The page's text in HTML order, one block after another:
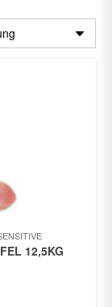
12,5KG